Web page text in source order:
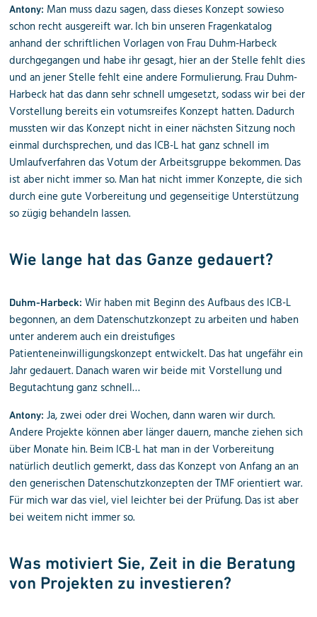
Antony: Man muss dazu sagen, dass dieses Konzept sowieso
schon recht ausgereift war. Ich bin unseren Fragenkatalog
anhand der schriftlichen Vorlagen von Frau Duhm-Harbeck
durchgegangen und habe ihr gesagt, hier an der Stelle fehlt dies
und an jener Stelle fehlt eine andere Formulierung. Frau Duhm-
Harbeck hat das dann sehr schnell umgesetzt, sodass wir bei der
Vorstellung bereits ein votumsreifes Konzept hatten. Dadurch
mussten wir das Konzept nicht in einer nächsten Sitzung noch
einmal durchsprechen, und das ICB-L hat ganz schnell im
Umlaufverfahren das Votum der Arbeitsgruppe bekommen. Das
ist aber nicht immer so. Man hat nicht immer Konzepte, die sich
durch eine gute Vorbereitung und gegenseitige Unterstützung
so zügig behandeln lassen.
Wie lange hat das Ganze gedauert?
Duhm-Harbeck: Wir haben mit Beginn des Aufbaus des ICB-L
begonnen, an dem Datenschutzkonzept zu arbeiten und haben
unter anderem auch ein dreistufiges
Patienteneinwilligungskonzept entwickelt. Das hat ungefähr ein
Jahr gedauert. Danach waren wir beide mit Vorstellung und
Begutachtung ganz schnell…
Antony: Ja, zwei oder drei Wochen, dann waren wir durch.
Andere Projekte können aber länger dauern, manche ziehen sich
über Monate hin. Beim ICB-L hat man in der Vorbereitung
natürlich deutlich gemerkt, dass das Konzept von Anfang an an
den generischen Datenschutzkonzepten der TMF orientiert war.
Für mich war das viel, viel leichter bei der Prüfung. Das ist aber
bei weitem nicht immer so.
Was motiviert Sie, Zeit in die Beratung
von Projekten zu investieren?